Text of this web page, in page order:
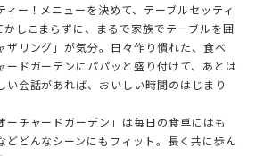
ィー！メニューを決めて、テーブルセッティ
しこまらずに、まるで家族でテーブルを囲
ザリング」が気分。日々作り慣れた、食べ
ードガーデンにパパッと盛り付けて、あとは
い会話があれば、おいしい時間のはじまり
ーチャードガーデン」は毎日の食卓にはも
どどんなシーンにもフィット。長く共に歩ん